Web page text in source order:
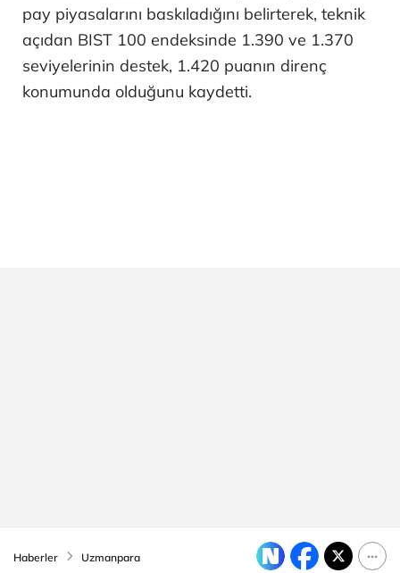
pay piyasalarını baskıladığını belirterek, teknik
açıdan BIST 100 endeksinde 1.390 ve 1.370
seviyelerinin destek, 1.420 puanın direnç
konumunda olduğunu kaydetti.
Haberler Uzmanpara